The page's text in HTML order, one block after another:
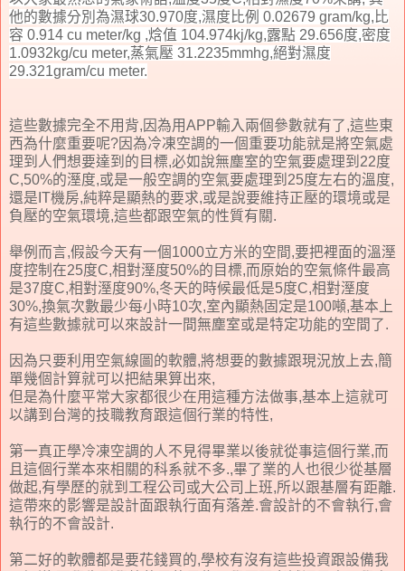
他的數據分別為濕球30.970度,濕度比例 0.02679 gram/kg,比
容 0.914 cu meter/kg ,焓值 104.974kj/kg,露點 29.656度,密度
1.0932kg/cu meter,蒸氣壓 31.2235mmhg,絕對濕度
29.321gram/cu meter.
這些數據完全不用背,因為用APP輸入兩個參數就有了,這些東
西為什麼重要呢?因為冷凍空調的一個重要功能就是將空氣處
理到人們想要達到的目標,必如說無塵室的空氣要處理到22度
C,50%的溼度,或是一般空調的空氣要處理到25度左右的溫度,
還是IT機房,純粹是顯熱的要求,或是說要維持正壓的環境或是
負壓的空氣環境,這些都跟空氣的性質有關.
舉例而言,假設今天有一個1000立方米的空間,要把裡面的溫溼
度控制在25度C,相對溼度50%的目標,而原始的空氣條件最高
是37度C,相對溼度90%,冬天的時候最低是5度C,相對溼度
30%,換氣次數最少每小時10次,室內顯熱固定是100噸,基本上
有這些數據就可以來設計一間無塵室或是特定功能的空間了.
因為只要利用空氣線圖的軟體,將想要的數據跟現況放上去,簡
單幾個計算就可以把結果算出來,
但是為什麼平常大家都很少在用這種方法做事,基本上這就可
以講到台灣的技職教育跟這個行業的特性,
第一真正學冷凍空調的人不見得畢業以後就從事這個行業,而
且這個行業本來相關的科系就不多.,畢了業的人也很少從基層
做起,有學歷的就到工程公司或大公司上班,所以跟基層有距離.
這帶來的影響是設計面跟執行面有落差.會設計的不會執行,會
執行的不會設計.
第二好的軟體都是要花錢買的,學校有沒有這些投資跟設備我